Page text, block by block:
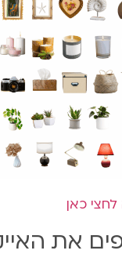
כאן
את